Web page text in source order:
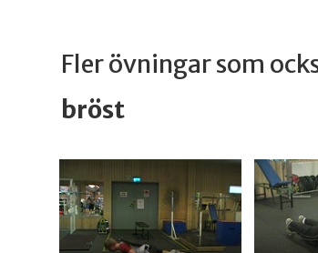
Fler övningar som
bröst